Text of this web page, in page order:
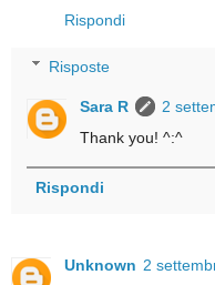
Rispondi
Risposte
Sara R
2
Thank you! ^:^
Rispondi
Unknown 2